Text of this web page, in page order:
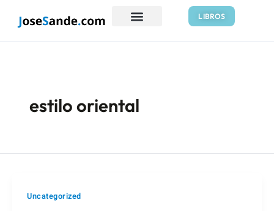
LIBROS
estilo oriental
Uncategorized